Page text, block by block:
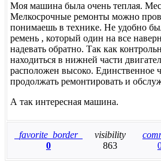
Моя машина была очень теплая.
Мелкосрочные ремонты можно
понимаешь в технике. Не удобно
ремень , который один на все
надевать обратно. Так как
находиться в нижней части
расположен высоко. Единственное
продолжать ремонтировать и
А так интересная машина.
favorite_border
0
visibility
863